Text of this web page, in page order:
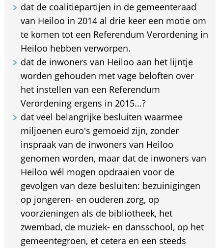
dat de coalitiepartijen in de gemeenteraad
van Heiloo in 2014 al drie keer een motie om
te komen tot een Referendum Verordening in
Heiloo hebben verworpen.
dat de inwoners van Heiloo aan het lijntje
worden gehouden met vage beloften over
het instellen van een Referendum
Verordening ergens in 2015...?
dat veel belangrijke besluiten waarmee
miljoenen euro's gemoeid zijn, zonder
inspraak van de inwoners van Heiloo
genomen worden, maar dat de inwoners van
Heiloo wél mogen opdraaien voor de
gevolgen van deze besluiten: bezuinigingen
op jongeren- en ouderen zorg, op
voorzieningen als de bibliotheek, het
zwembad, de muziek- en dansschool, op het
gemeentegroen, et cetera en een steeds